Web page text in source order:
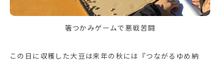
箸つかみゲームで悪戦苦闘
この日に収穫した大豆は来年の秋には『つながるゆめ納